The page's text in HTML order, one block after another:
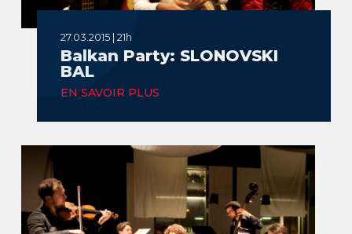
27.03.2015 | 21h
Balkan Party: SLONOVSKI
BAL
EN SAVOIR PLUS